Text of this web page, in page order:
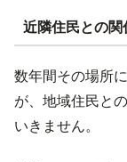
近隣住民との関
数年間その場所
が、地域住民と
いきません。